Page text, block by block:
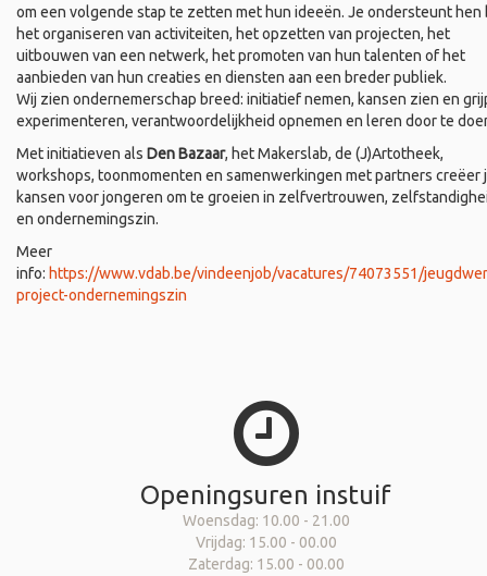
om een volgende stap te zetten met hun ideeën. Je ondersteunt hen
het organiseren van activiteiten, het opzetten van projecten, het
uitbouwen van een netwerk, het promoten van hun talenten of het
aanbieden van hun creaties en diensten aan een breder publiek.
Wij zien ondernemerschap breed: initiatief nemen, kansen zien en
experimenteren, verantwoordelijkheid opnemen en leren door te
Met initiatieven als Den Bazaar, het Makerslab, de (J)Artotheek,
workshops, toonmomenten en samenwerkingen met partners creëer
kansen voor jongeren om te groeien in zelfvertrouwen,
en ondernemingszin.
Meer
info: https://www.vdab.be/vindeenjob/vacatures/74073551/
project-ondernemingszin
Openingsuren instuif
Woensdag: 10.00 - 21.00
Vrijdag: 15.00 - 00.00
Zaterdag: 15.00 - 00.00